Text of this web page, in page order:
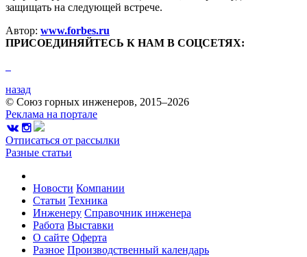
защищать на следующей встрече.
Автор: www.forbes.ru
ПРИСОЕДИНЯЙТЕСЬ К НАМ В СОЦСЕТЯХ:
назад
© Союз горных инженеров, 2015–2026
Реклама на портале
Отписаться от рассылки
Разные статьи
Новости Компании
Статьи Техника
Инженеру Справочник инженера
Работа Выставки
О сайте Оферта
Разное Производственный календарь